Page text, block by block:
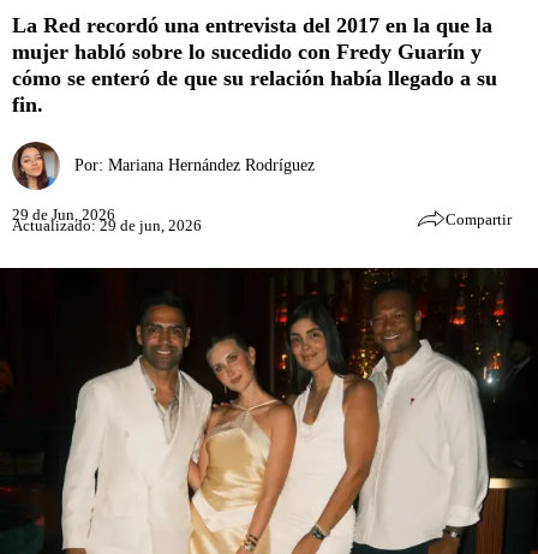
La Red recordó una entrevista del 2017 en la que la
mujer habló sobre lo sucedido con Fredy Guarín y
cómo se enteró de que su relación había llegado a su
fin.
Por: Mariana Hernández Rodríguez
29 de Jun, 2026
Actualizado: 29 de jun, 2026 Compartir